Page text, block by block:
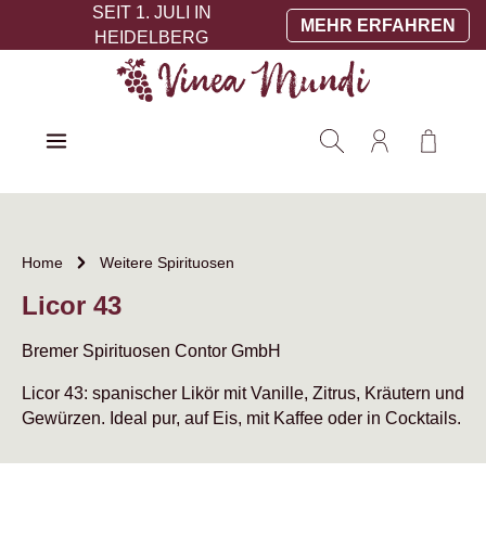
Zum Hauptinhalt springen
SEIT 1. JULI IN
HEIDELBERG
MEHR ERFAHREN
Home Weitere Spirituosen
Licor 43
Bremer Spirituosen Contor GmbH
Licor 43: spanischer Likör mit Vanille, Zitrus, Kräutern und
Gewürzen. Ideal pur, auf Eis, mit Kaffee oder in Cocktails.